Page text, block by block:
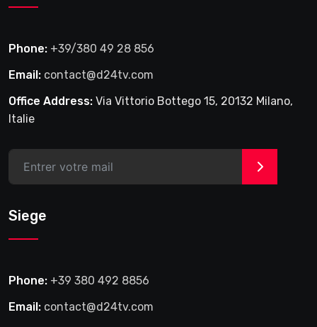
Phone: +39/380 49 28 856
Email: contact@d24tv.com
Office Address: Via Vittorio Bottego 15, 20132 Milano,
Italie
>
Siege
Phone: +39 380 492 8856
Email: contact@d24tv.com